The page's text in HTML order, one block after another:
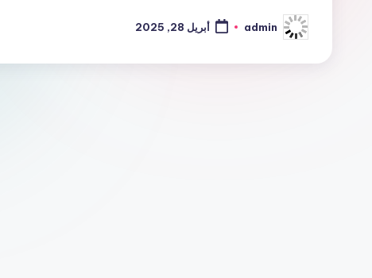
تمّ
النشر
admin أبريل 28, 2025